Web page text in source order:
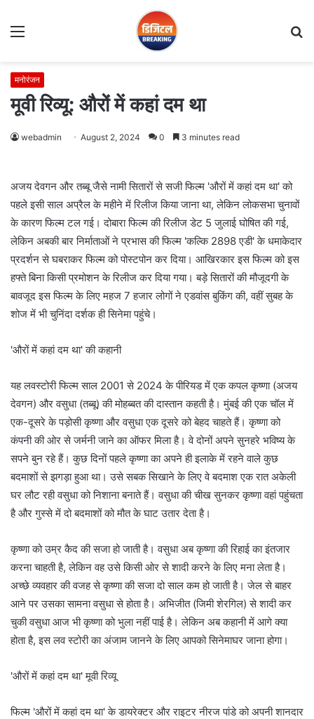
Menu
मनोरंजन
मूवी रिव्यू: औरों में कहां दम था
webadmin August 2, 2024 0 3 minutes read
अजय देवगन और तब्बू जैसे नामी सितारों से सजी फिल्म 'औरों में कहां दम था' को
पहले इसी साल अप्रैल के महीने में रिलीज किया जाना था, लेकिन लोकसभा चुनावों
के कारण फिल्म टल गई। दोबारा फिल्म की रिलीज डेट 5 जुलाई घोषित की गई,
लेकिन अबकी बार निर्माताओं ने प्रभास की फिल्म 'कल्कि 2898 एडी' के धमाकेदार
प्रदर्शन से घबराकर फिल्म को पोस्टपोन कर दिया। आखिरकार इस फिल्म को इस
हफ्ते बिना किसी प्रमोशन के रिलीज कर दिया गया। बड़े सितारों की मौजूदगी के
बावजूद इस फिल्म के लिए महज 7 हजार लोगों ने एडवांस बुकिंग की, वहीं सुबह के
शोज में भी चुनिंदा दर्शक ही सिनेमा पहुंचे।
'औरों में कहां दम था' की कहानी
यह लवस्टोरी फिल्म साल 2001 से 2024 के पीरियड में एक कपल कृष्णा (अजय
देवगन) और वसुधा (तब्बू) की मोहब्बत की दास्तान कहती है। मुंबई की एक चॉल में
एक-दूसरे के पड़ोसी कृष्णा और वसुधा एक दूसरे को बेहद चाहते हैं। कृष्णा को
कंपनी की ओर से जर्मनी जाने का ऑफर मिला है। वे दोनों अपने सुनहरे भविष्य के
सपने बुन रहे हैं। कुछ दिनों पहले कृष्णा का अपने ही इलाके में रहने वाले कुछ
बदमाशों से झगड़ा हुआ था। उसे सबक सिखाने के लिए वे बदमाश एक रात अकेली
घर लौट रही वसुधा को निशाना बनाते हैं। वसुधा की चीख सुनकर कृष्णा वहां पहुंचता
है और गुस्से में दो बदमाशों को मौत के घाट उतार देता है।
कृष्णा को उम्र कैद की सजा हो जाती है। वसुधा अब कृष्णा की रिहाई का इंतजार
करना चाहती है, लेकिन वह उसे किसी ओर से शादी करने के लिए मना लेता है।
अच्छे व्यवहार की वजह से कृष्णा की सजा दो साल कम हो जाती है। जेल से बाहर
आने पर उसका सामना वसुधा से होता है। अभिजीत (जिमी शेरगिल) से शादी कर
चुकी वसुधा आज भी कृष्णा को भुला नहीं पाई है। लेकिन अब कहानी में आगे क्‍या
होता है, इस लव स्टोरी का अंजाम जानने के लिए आपको सिनेमाघर जाना होगा।
'औरों में कहां दम था' मूवी रिव्‍यू
फिल्म 'औरों में कहां दम था' के डायरेक्टर और राइटर नीरज पांडे को अपनी शानदार